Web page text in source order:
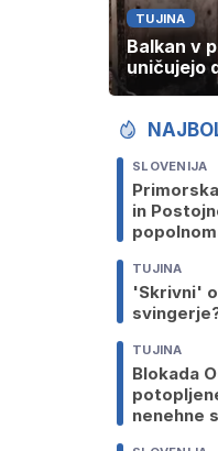
TUJINA
Balkan v
uničujejo
SLOVENIJA
in
TUJINA
'Skrivni'
TUJINA
Blokada
nenehne